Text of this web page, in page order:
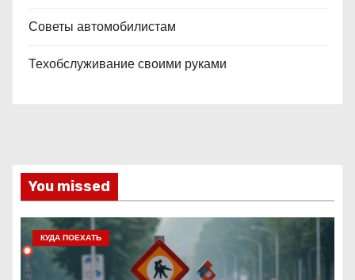
Советы автомобилистам
Техобслуживание своими руками
You missed
КУДА ПОЕХАТЬ